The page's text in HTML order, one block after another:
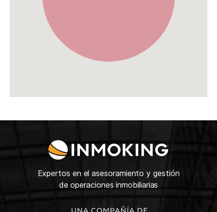
Expertos en el asesoramiento y gestión
de operaciones inmobiliarias